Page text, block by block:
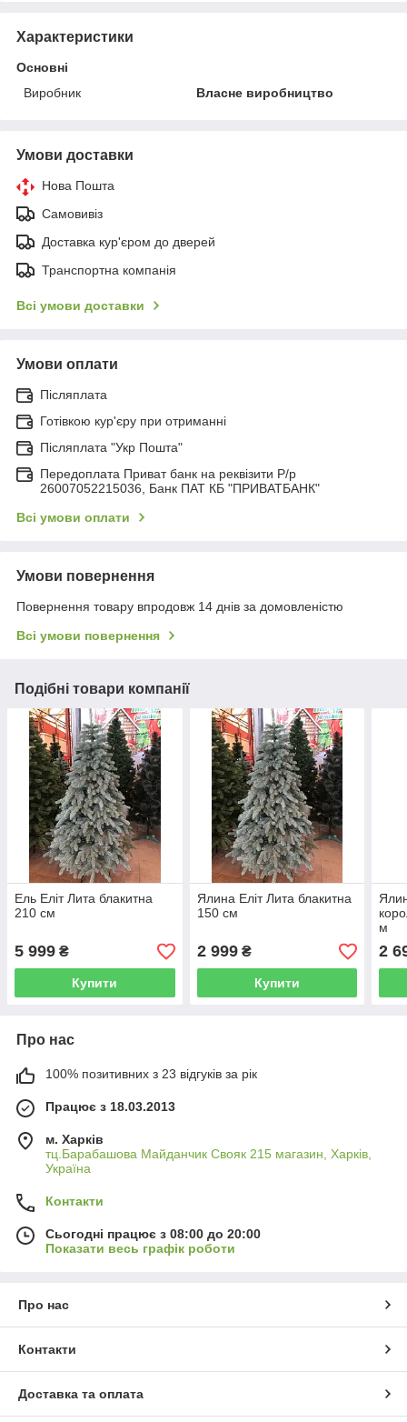
Характеристики
Основні
Виробник
Власне виробництво
Умови доставки
Нова Пошта
Самовивіз
Доставка кур'єром до дверей
Транспортна компанія
Всі умови доставки
Умови оплати
Післяплата
Готівкою кур'єру при отриманні
Післяплата "Укр Пошта"
Передоплата Приват банк на реквізити Р/р
26007052215036, Банк ПАТ КБ "ПРИВАТБАНК"
Всі умови оплати
Умови повернення
Повернення товару впродовж 14 днів за домовленістю
Всі умови повернення
Подібні товари компанії
Ель Еліт Лита блакитна
210 см
5 999 ₴
Купити
Ялина Еліт Лита блакитна
150 см
2 999₴
Купити
м
2
Про нас
100% позитивних з 23 відгуків за рік
Працює з 18.03.2013
м. Харків
тц.Барабашова Майданчик Свояк 215 магазин, Харків,
Україна
Контакти
Сьогодні працює з 08:00 до 20:00
Показати весь графік роботи
Про нас
Контакти
Доставка та оплата